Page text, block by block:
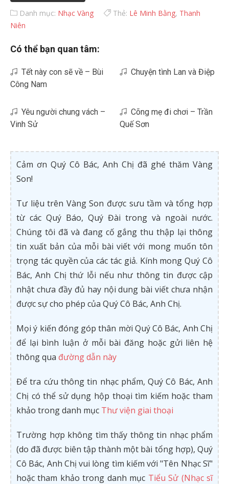
Danh mục: Nhạc Vàng Thẻ: Lê Minh Bằng, Thanh
Niên
Có thể bạn quan tâm:
Tết này con sẽ về – Bùi
Công Nam
Chuyện tình Lan và Điệp
Yêu người chung vách –
Vinh Sử
Cõng mẹ đi chơi – Trần
Quế Sơn
Cảm ơn Quý Cô Bác, Anh Chị đã ghé thăm Vàng
Son!
Tư liệu trên Vàng Son được sưu tầm và tổng hợp
từ các Quý Báo, Quý Đài trong và ngoài nước.
Chúng tôi đã và đang cố gắng thu thập lại thông
tin xuất bản của mỗi bài viết với mong muốn tôn
trọng tác quyền của các tác giả. Kính mong Quý Cô
Bác, Anh Chị thứ lỗi nếu như thông tin được cập
nhật chưa đầy đủ hay nội dung bài viết chưa nhận
được sự cho phép của Quý Cô Bác, Anh Chị.
Mọi ý kiến đóng góp thân mời Quý Cô Bác, Anh Chị
để lại bình luận ở mỗi bài đăng hoặc gửi liên hệ
thông qua đường dẫn này
Để tra cứu thông tin nhạc phẩm, Quý Cô Bác, Anh
Chị có thể sử dụng hộp thoại tìm kiếm hoặc tham
khảo trong danh mục Thư viện giai thoại
Trường hợp không tìm thấy thông tin nhạc phẩm
(do đã được biên tập thành một bài tổng hợp), Quý
Cô Bác, Anh Chị vui lòng tìm kiếm với "Tên Nhạc Sĩ"
hoặc tham khảo trong danh mục Tiểu Sử (Nhạc sĩ